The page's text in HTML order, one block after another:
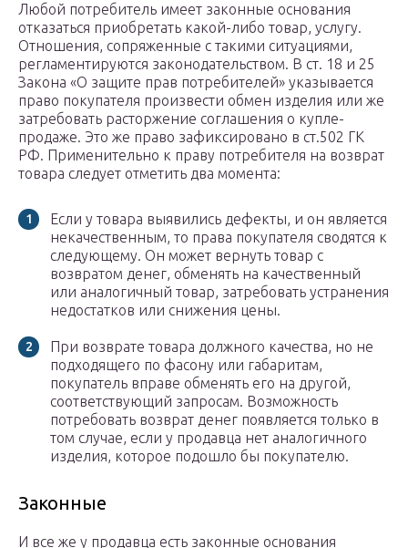
Любой потребитель имеет законные основания
отказаться приобретать какой-либо товар, услугу.
Отношения, сопряженные с такими ситуациями,
регламентируются законодательством. В ст. 18 и 25
Закона «О защите прав потребителей» указывается
право покупателя произвести обмен изделия или же
затребовать расторжение соглашения о купле-
продаже. Это же право зафиксировано в ст.502 ГК
РФ. Применительно к праву потребителя на возврат
товара следует отметить два момента:
Если у товара выявились дефекты, и он является
некачественным, то права покупателя сводятся к
следующему. Он может вернуть товар с
возвратом денег, обменять на качественный
или аналогичный товар, затребовать устранения
недостатков или снижения цены.
При возврате товара должного качества, но не
подходящего по фасону или габаритам,
покупатель вправе обменять его на другой,
соответствующий запросам. Возможность
потребовать возврат денег появляется только в
том случае, если у продавца нет аналогичного
изделия, которое подошло бы покупателю.
Законные
И все же у продавца есть законные основания